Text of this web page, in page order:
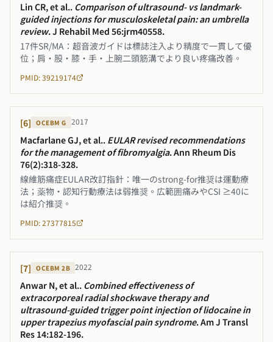
Lin CR, et al.. Comparison of ultrasound- vs landmark-
guided injections for musculoskeletal pain: an umbrella
review.J Rehabil Med 56:jrm40558.
17件SR/MA：超音波ガイドは標誌注入より精度で一貫して優
位；肩・股・膝・手・上腕二頭筋溝でより良い疼痛改善。
PMID: 39219174
[6] OCEBM G 2017
Macfarlane GJ, et al.. EULAR revised recommendations
for the management of fibromyalgia.Ann Rheum Dis
76(2):318-328.
線維筋痛症EULAR改訂指針：唯一のstrong-for推奨は運動療
法；薬物・認知行動療法は弱推奨。広範囲痛みやCSI ≥40に
は紹介推奨。
PMID: 27377815
[7] OCEBM 2B 2022
Anwar N, et al.. Combined effectiveness of
extracorporeal radial shockwave therapy and
ultrasound-guided trigger point injection of lidocaine in
upper trapezius myofascial pain syndrome.Am J Transl
Res 14:182-196.